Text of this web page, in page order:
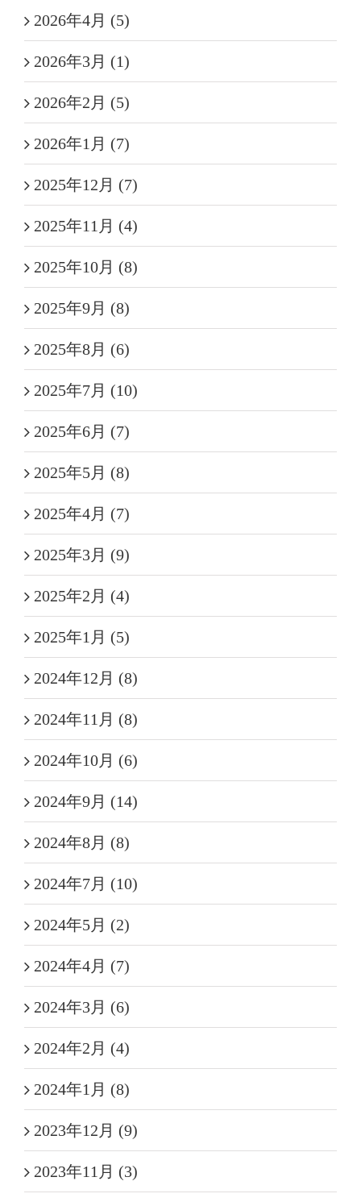
2026年4月 (5)
2026年3月 (1)
2026年2月 (5)
2026年1月 (7)
2025年12月 (7)
2025年11月 (4)
2025年10月 (8)
2025年9月 (8)
2025年8月 (6)
2025年7月 (10)
2025年6月 (7)
2025年5月 (8)
2025年4月 (7)
2025年3月 (9)
2025年2月 (4)
2025年1月 (5)
2024年12月 (8)
2024年11月 (8)
2024年10月 (6)
2024年9月 (14)
2024年8月 (8)
2024年7月 (10)
2024年5月 (2)
2024年4月 (7)
2024年3月 (6)
2024年2月 (4)
2024年1月 (8)
2023年12月 (9)
2023年11月 (3)